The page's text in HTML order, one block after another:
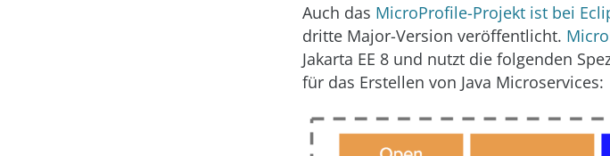
Auch das MicroProfile-Projekt ist bei
dritte Major-Version veröffentlicht.
Jakarta EE 8 und nutzt die folgenden
für das Erstellen von Java Microservices: